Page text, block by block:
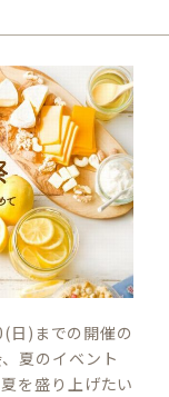
日)までの開催の
夏のイベント
を盛り上げたい